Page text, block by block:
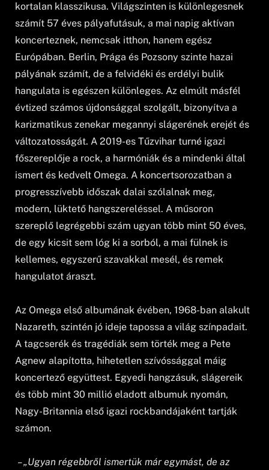
kortalan klasszikusa. Világszinten is különlegesnek
számít 57 éves pályafutásuk, a mai napig aktívan
koncerteznek, nemcsak itthon, hanem egész
Európában. Berlin, Prága és Pozsony szinte hazai
pályának számít, de a felvidéki és erdélyi bulik
hangulata is egészen különleges. Az elmúlt másfél
évtized számos újdonsággal szolgált, bizonyítva a
karizmatikus zenekar megannyi slágerének erejét és
változatosságát. A 2019-es Tűzvihar turné igazi
főszereplője a rock, a harmóniák és a mindenki által
ismert és kedvelt Omega. A koncertsorozatban a
progresszívebb időszak dalai szólalnak meg,
modern, lüktető hangszereléssel. A műsoron
szereplő legrégebbi szám ugyan több mint 50 éves,
de egy kicsit sem lóg ki a sorból, a mai fülnek is
kellemes, egyszerű szavakkal mesél, és remek
hangulatot áraszt.
Az Omega első albumának évében, 1968-ban alakult
Nazareth, szintén jó ideje tapossa a világ színpadait.
A tagcserék és tragédiák sem törték meg a Pete
Agnew alapította, hihetetlen szívóssággal máig
koncertező együttest. Egyedi hangzásuk, slágereik
és több mint 30 millió eladott albumuk nyomán,
Nagy-Britannia első igazi rockbandájaként tartják
számon.
– „Ugyan régebbről ismertük már egymást, de az